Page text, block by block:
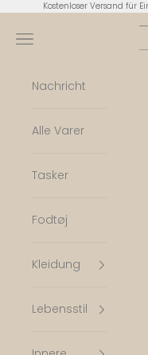
Zum Inhalt springen
Kostenloser Versand für
Menü
Nachricht
Alle Varer
Tasker
Fodtøj
Kleidung
Lebensstil